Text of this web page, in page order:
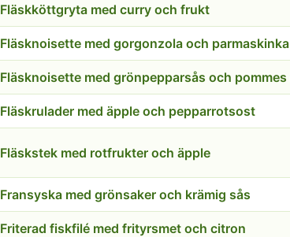
Fläskköttgryta med curry och frukt
Fläsknoisette med gorgonzola och parmaskinka
Fläskrulader med äpple och pepparrotsost
Fläskstek med rotfrukter och äpple
Fransyska med grönsaker och krämig sås
Friterad fiskfilé med frityrsmet och citron